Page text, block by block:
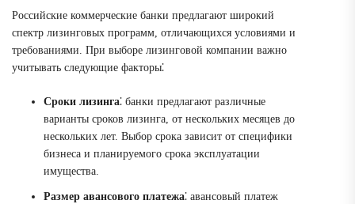
Российские коммерческие банки предлагают широкий
спектр лизинговых программ, отличающихся условиями и
требованиями. При выборе лизинговой компании важно
учитывать следующие факторы⁚
Сроки лизинга⁚ банки предлагают различные
варианты сроков лизинга, от нескольких месяцев до
нескольких лет. Выбор срока зависит от специфики
бизнеса и планируемого срока эксплуатации
имущества.
Размер авансового платежа⁚ авансовый платеж